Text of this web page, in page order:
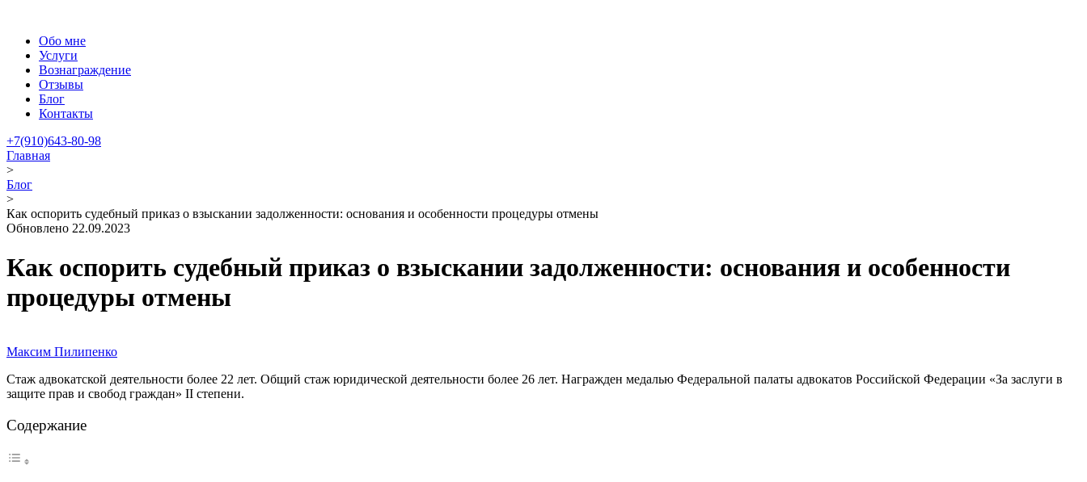
Обо мне
Услуги
Вознаграждение
Отзывы
Блог
Контакты
+7(910)643-80-98
Главная
>
Блог
>
Как оспорить судебный приказ о взыскании задолженности: основания и особенности процедуры отмены
Обновлено 22.09.2023
Как оспорить судебный приказ о взыскании задолженности: основания и особенности
процедуры отмены
Максим Пилипенко
Стаж адвокатской деятельности более 22 лет. Общий стаж юридической деятельности более 26 лет. Награжден медалью Федеральной палаты адвокатов Российской Федерации «За заслуги в
защите прав и свобод граждан» II степени.
Содержание